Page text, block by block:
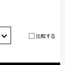
比較する